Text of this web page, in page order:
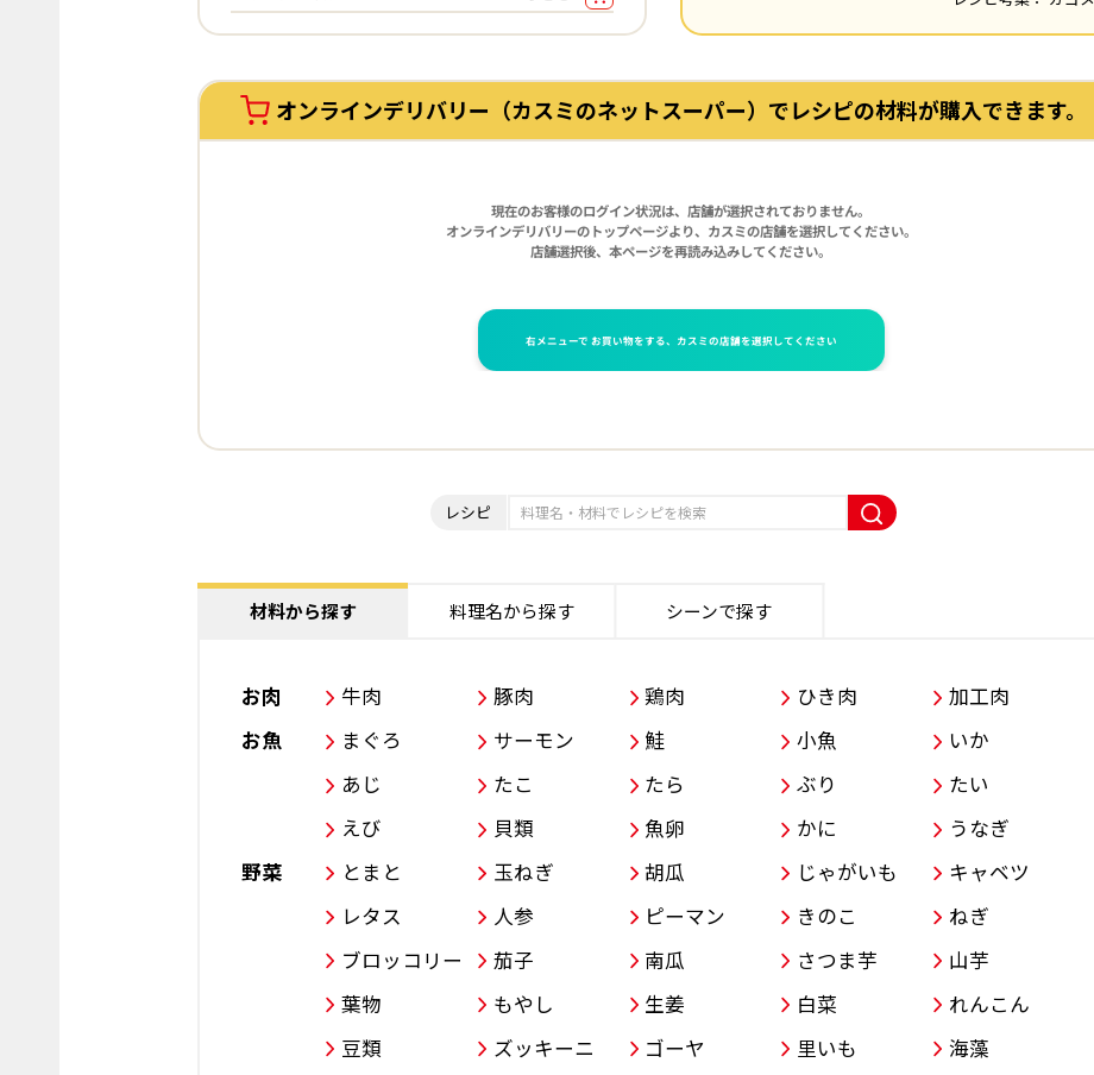
オンラインデリバリー（カスミのネットスーパー）でレシピの材料が購入できます。
レシピ
材料から探す
お肉 牛肉 豚肉 鶏肉 ひき肉
加工肉
お魚
まぐろ サーモン 鮭 小魚
いか
あじ
たこ たら ぶり
たい
えび
貝類 魚卵 かに
うなぎ
野菜
とまと 玉ねぎ 胡瓜 じゃがいも
キャベツ
レタス
人参 ピーマン きのこ
ねぎ
ブロッコリー
茄子 南瓜 さつま芋
山芋
葉物
もやし 生姜 白菜
れんこん
豆類
ズッキーニ ゴーヤ 里いも
海藻
料理名から探す シーンで探す